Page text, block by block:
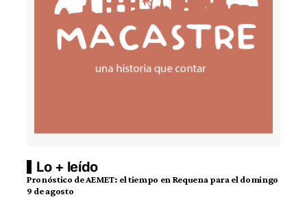
Lo + leído
Pronóstico de AEMET: el tiempo en Requena para el domingo
9 de agosto